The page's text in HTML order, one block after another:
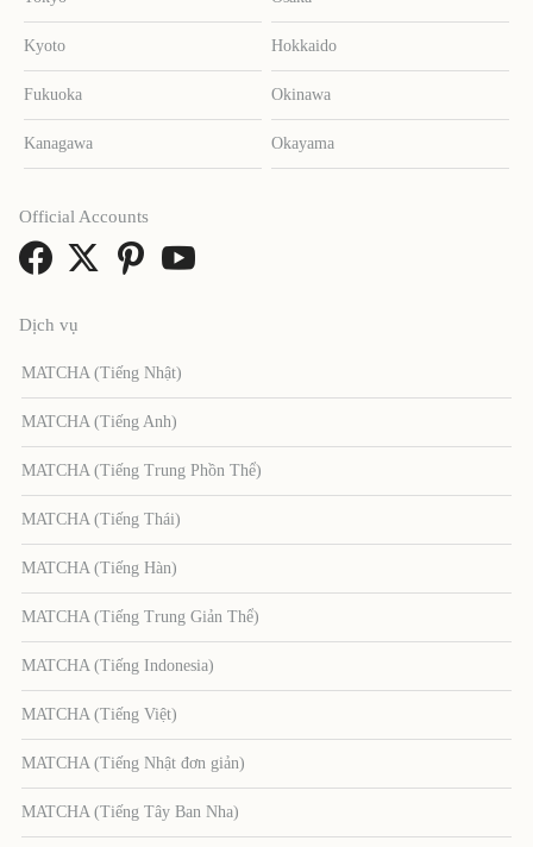
Kyoto Hokkaido
Fukuoka Okinawa
Kanagawa Okayama
Dịch vụ
MATCHA (Tiếng Nhật)
MATCHA (Tiếng Anh)
MATCHA (Tiếng Trung Phồn Thể)
MATCHA (Tiếng Thái)
MATCHA (Tiếng Hàn)
MATCHA (Tiếng Trung Giản Thể)
MATCHA (Tiếng Indonesia)
MATCHA (Tiếng Việt)
MATCHA (Tiếng Nhật đơn giản)
MATCHA (Tiếng Tây Ban Nha)
Official Accounts